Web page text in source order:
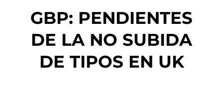
GBP: PENDIENTES
DE LA NO SUBIDA
DE TIPOS EN UK